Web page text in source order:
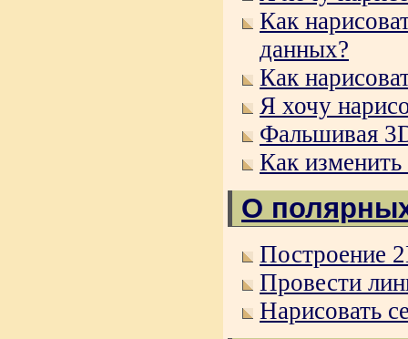
Как
данных?
Как
Я хочу
Фальшивая
Как
О
Построение
Провести
Нарисовать